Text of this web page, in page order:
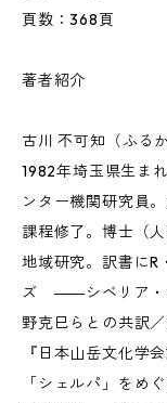
頁数：368頁
著者紹介
古川 不可知（ふる
1982年埼玉県生ま
ンター機関研究員
課程修了。博士（
地域研究。訳書にR
ズ ――シベリア・
野克巳らとの共訳
『日本山岳文化学
「シェルパ」をめ